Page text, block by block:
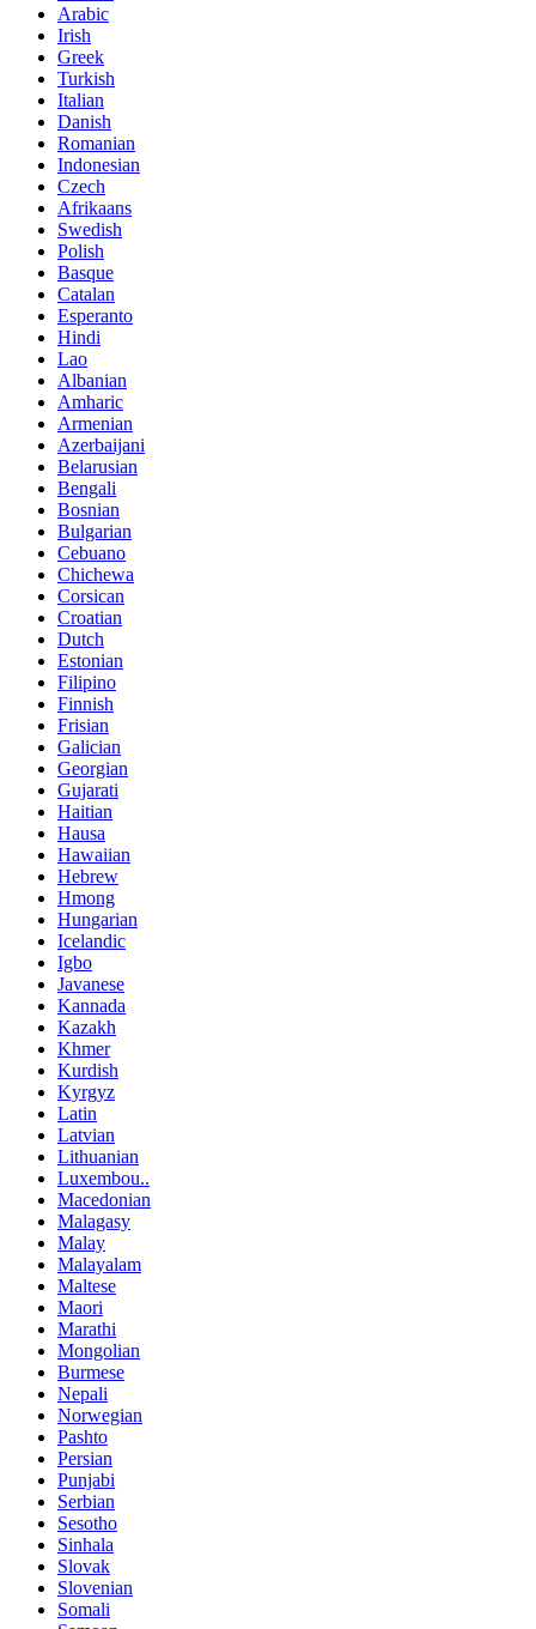
Arabic
Irish
Greek
Turkish
Italian
Danish
Romanian
Indonesian
Czech
Afrikaans
Swedish
Polish
Basque
Catalan
Esperanto
Hindi
Lao
Albanian
Amharic
Armenian
Azerbaijani
Belarusian
Bengali
Bosnian
Bulgarian
Cebuano
Chichewa
Corsican
Croatian
Dutch
Estonian
Filipino
Finnish
Frisian
Galician
Georgian
Gujarati
Haitian
Hausa
Hawaiian
Hebrew
Hmong
Hungarian
Icelandic
Igbo
Javanese
Kannada
Kazakh
Khmer
Kurdish
Kyrgyz
Latin
Latvian
Lithuanian
Luxembou..
Macedonian
Malagasy
Malay
Malayalam
Maltese
Maori
Marathi
Mongolian
Burmese
Nepali
Norwegian
Pashto
Persian
Punjabi
Serbian
Sesotho
Sinhala
Slovak
Slovenian
Somali